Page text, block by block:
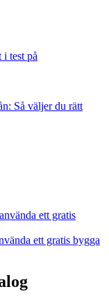
test på
Så väljer du rätt
ett gratis
ett gratis bygga